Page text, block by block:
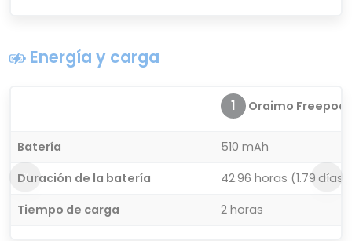
Energía y carga
1 Oraimo
Batería
510 mAh
Duración de la batería
42.96 horas (1.79 días)
Tiempo de carga
2 horas